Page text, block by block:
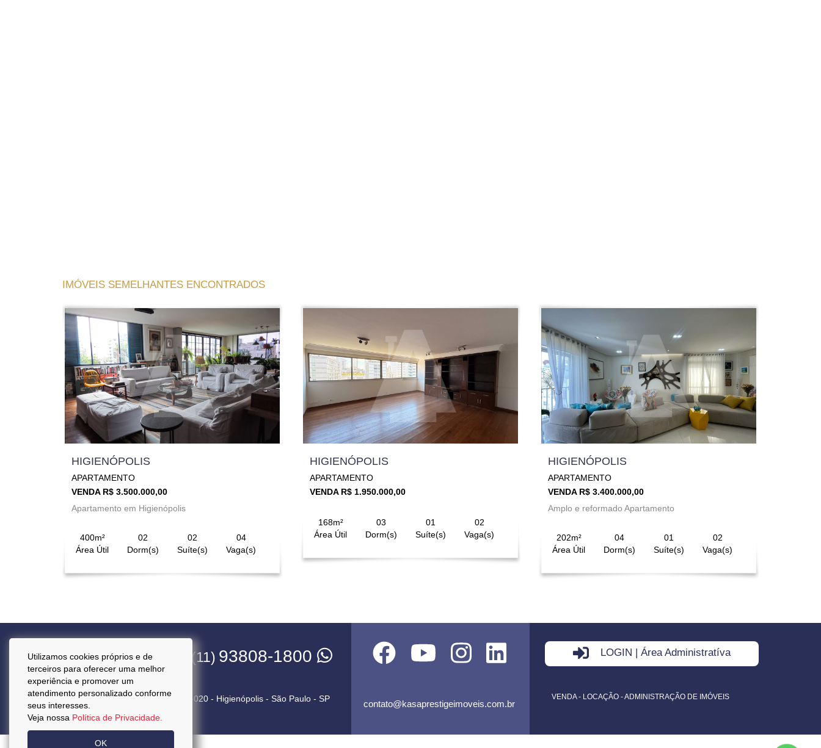
Utilizamos cookies próprios e de
terceiros para oferecer uma melhor
experiência e promover um
atendimento personalizado conforme
seus interesses.
Veja nossa Política de Privacidade.
OK
IMÓVEIS SEMELHANTES ENCONTRADOS
HIGIENÓPOLIS
APARTAMENTO
VENDA R$ 3.500.000,00
Apartamento em Higienópolis
400m²
Área Útil
02
Dorm(s)
02
Suíte(s)
04
Vaga(s)
HIGIENÓPOLIS
APARTAMENTO
VENDA R$ 1.950.000,00
168m²
Área Útil
03
Dorm(s)
01
Suíte(s)
02
Vaga(s)
HIGIENÓPOLIS
APARTAMENTO
VENDA R$ 3.400.000,00
Amplo e reformado Apartamento
202m²
Área Útil
04
Dorm(s)
01
Suíte(s)
02
Vaga(s)
(11)4563-1800 (11) 93808-1800
Rua Pará, 50 Cj. 92 - CEP 01243-020 - Higienópolis - São Paulo - SP
contato@kasaprestigeimoveis.com.br
LOGIN | Área Administratíva
VENDA - LOCAÇÃO - ADMINISTRAÇÃO DE IMÓVEIS